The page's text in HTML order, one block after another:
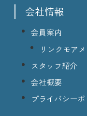
会社情報
会員案内
リンクモア
スタッフ紹介
会社概要
プライバシー